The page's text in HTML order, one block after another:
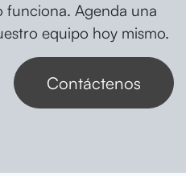
funciona. Agenda una
equipo hoy mismo.
Contáctenos